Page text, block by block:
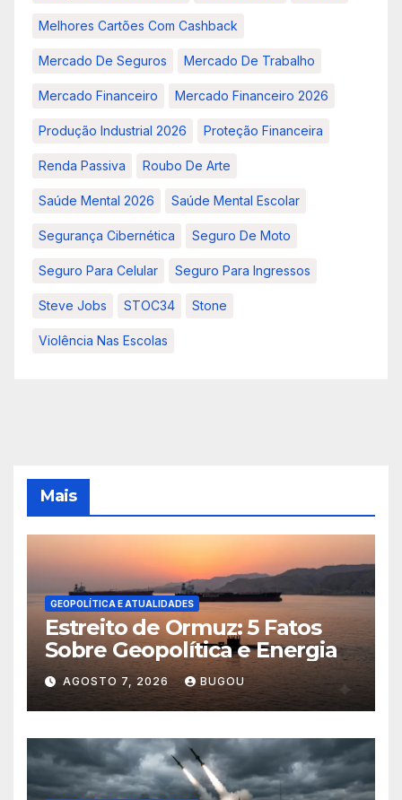
Melhores Cartões Com Cashback
Mercado De Seguros Mercado De Trabalho
Mercado Financeiro Mercado Financeiro 2026
Produção Industrial 2026 Proteção Financeira
Renda Passiva Roubo De Arte
Saúde Mental 2026 Saúde Mental Escolar
Segurança Cibernética Seguro De Moto
Seguro Para Celular Seguro Para Ingressos
Steve Jobs STOC34 Stone
Violência Nas Escolas
Mais
GEOPOLÍTICA E ATUALIDADES
Estreito de Ormuz: 5 Fatos
Sobre Geopolítica e Energia
AGOSTO 7, 2026 BUGOU